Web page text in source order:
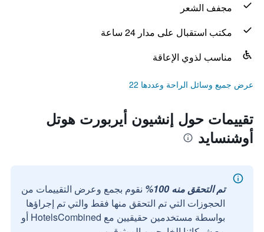
مجفف الشعر
مكتب استقبال على مدار 24 ساعة
مناسب لذوي الإعاقة
عرض جميع وسائل الراحة وعددها 22
تقييمات حول إنشيون أيربورت هوتل
أوشنسايد
تم التحقق منه 100%
نقوم بجمع وعرض التقييمات من
الحجوزات التي تم التحقق منها فقط والتي تم إجراؤها
بواسطة مستخدمين حقيقيين مع HotelsCombined أو